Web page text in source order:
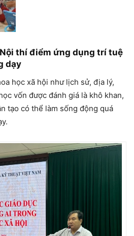
thí điểm ứng dụng trí tuệ
dạy
học xã hội như lịch sử, địa lý,
vốn được đánh giá là khô khan,
tạo có thể làm sống động quá